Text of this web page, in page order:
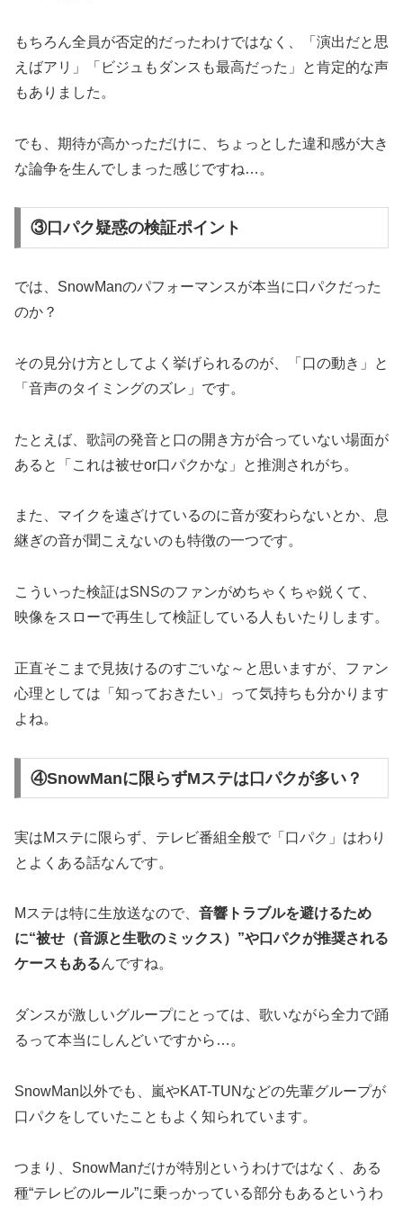
もちろん全員が否定的だったわけではなく、「演出だと思
えばアリ」「ビジュもダンスも最高だった」と肯定的な声
もありました。
でも、期待が高かっただけに、ちょっとした違和感が大き
な論争を生んでしまった感じですね…。
③口パク疑惑の検証ポイント
では、SnowManのパフォーマンスが本当に口パクだった
のか？
その見分け方としてよく挙げられるのが、「口の動き」と
「音声のタイミングのズレ」です。
たとえば、歌詞の発音と口の開き方が合っていない場面が
あると「これは被せor口パクかな」と推測されがち。
また、マイクを遠ざけているのに音が変わらないとか、息
継ぎの音が聞こえないのも特徴の一つです。
こういった検証はSNSのファンがめちゃくちゃ鋭くて、
映像をスローで再生して検証している人もいたりします。
正直そこまで見抜けるのすごいな～と思いますが、ファン
心理としては「知っておきたい」って気持ちも分かります
よね。
④SnowManに限らずMステは口パクが多い？
実はMステに限らず、テレビ番組全般で「口パク」はわり
とよくある話なんです。
Mステは特に生放送なので、 音響トラブルを避けるため
に“被せ（音源と生歌のミックス）”や口パクが推奨される
ケースもあるんですね。
ダンスが激しいグループにとっては、歌いながら全力で踊
るって本当にしんどいですから…。
SnowMan以外でも、嵐やKAT-TUNなどの先輩グループが
口パクをしていたこともよく知られています。
つまり、SnowManだけが特別というわけではなく、ある
種“テレビのルール”に乗っかっている部分もあるというわ